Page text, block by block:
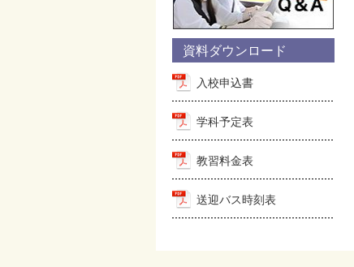
資料ダウンロード
入校申込書
学科予定表
教習料金表
送迎バス時刻表